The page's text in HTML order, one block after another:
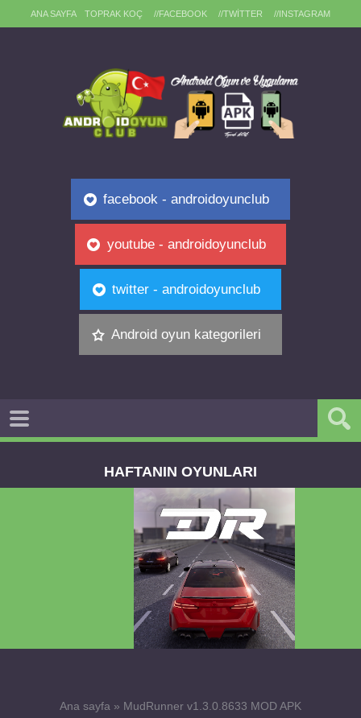
ANA SAYFA TOPRAK KOÇ //FACEBOOK //TWITTER //INSTAGRAM
facebook - androidoyunclub
youtube - androidoyunclub
twitter - androidoyunclub
Android oyun kategorileri
HAFTANIN OYUNLARI
Ana sayfa » MudRunner v1.3.0.8633 MOD APK